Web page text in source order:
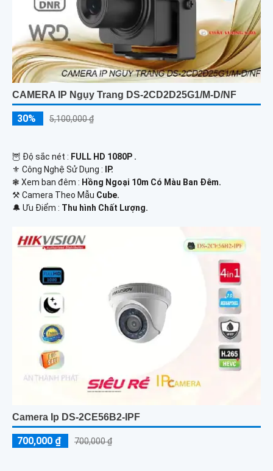
CAMERA IP Ngụy Trang DS-2CD2D25G1/M-D/NF
30% 5,100,000 ₫
🦉 Độ sắc nét : FULL HD 1080P .
⚜️ Công Nghệ Sử Dụng : IP.
❃ Xem ban đêm : Hồng Ngoại 10m Có Màu Ban Đêm.
⚒ Camera Theo Mẫu Cube.
️🔔 Ưu Điểm : Thu hình Chất Lượng.
Camera Ip DS-2CE56B2-IPF
700,000 ₫ 700,000 ₫